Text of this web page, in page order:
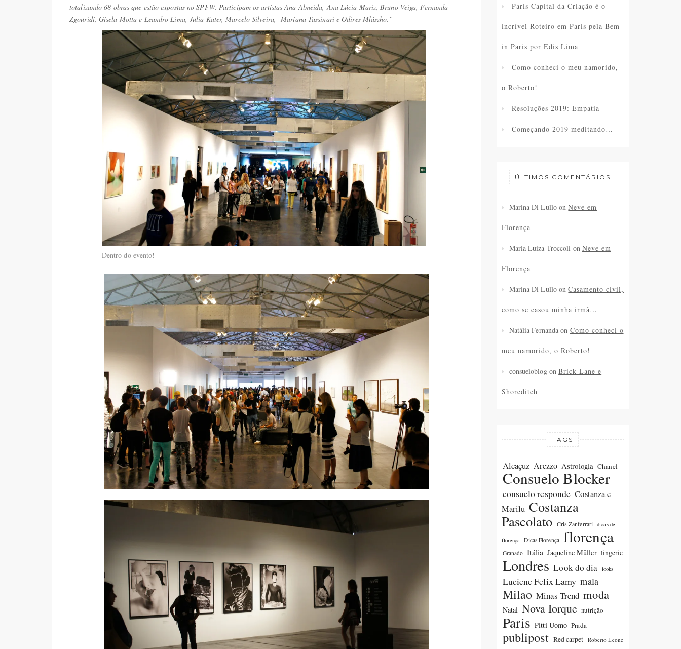
totalizando 68 obras que estão expostas no SPFW. Participam os artistas Ana Almeida, Ana Lúcia Mariz, Bruno Veiga, Fernanda
Zgouridi, Gisela Motta e Leandro Lima, Julia Kater, Marcelo Silveira, Mariana Tassinari e Odires Mlászho.”
Dentro do evento!
Paris Capital da Criação é o
incrível Roteiro em Paris pela Bem
in Paris por Edis Lima
Como conheci o meu namorido,
o Roberto!
Resoluções 2019: Empatia
Começando 2019 meditando…
ÚLTIMOS COMENTÁRIOS
Marina Di Lullo onNeve em
Florença
Maria Luiza Troccoli on Neve em
Florença
Marina Di Lullo onCasamento civil,
como se casou minha irmã…
Natália Fernanda on Como conheci o
meu namorido, o Roberto!
consueloblogonBrick Lane e
Shoreditch
TAGS
Alcaçuz Arezzo Astrologia Chanel
Consuelo Blocker
consuelo responde Costanza e
Marilu Costanza
Pascolato Cris Zanferrari dicas de
florença Dicas Florença florença
Granado Itália Jaqueline Müller lingerie
Londres Look do dia looks
Luciene Felix Lamy mala
Milao Minas Trend moda
Natal Nova Iorque nutrição
Paris Pitti Uomo Prada
publipost Red carpet Roberto Leone